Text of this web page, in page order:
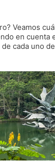
Veamos
en cuenta
cada uno
Singapur